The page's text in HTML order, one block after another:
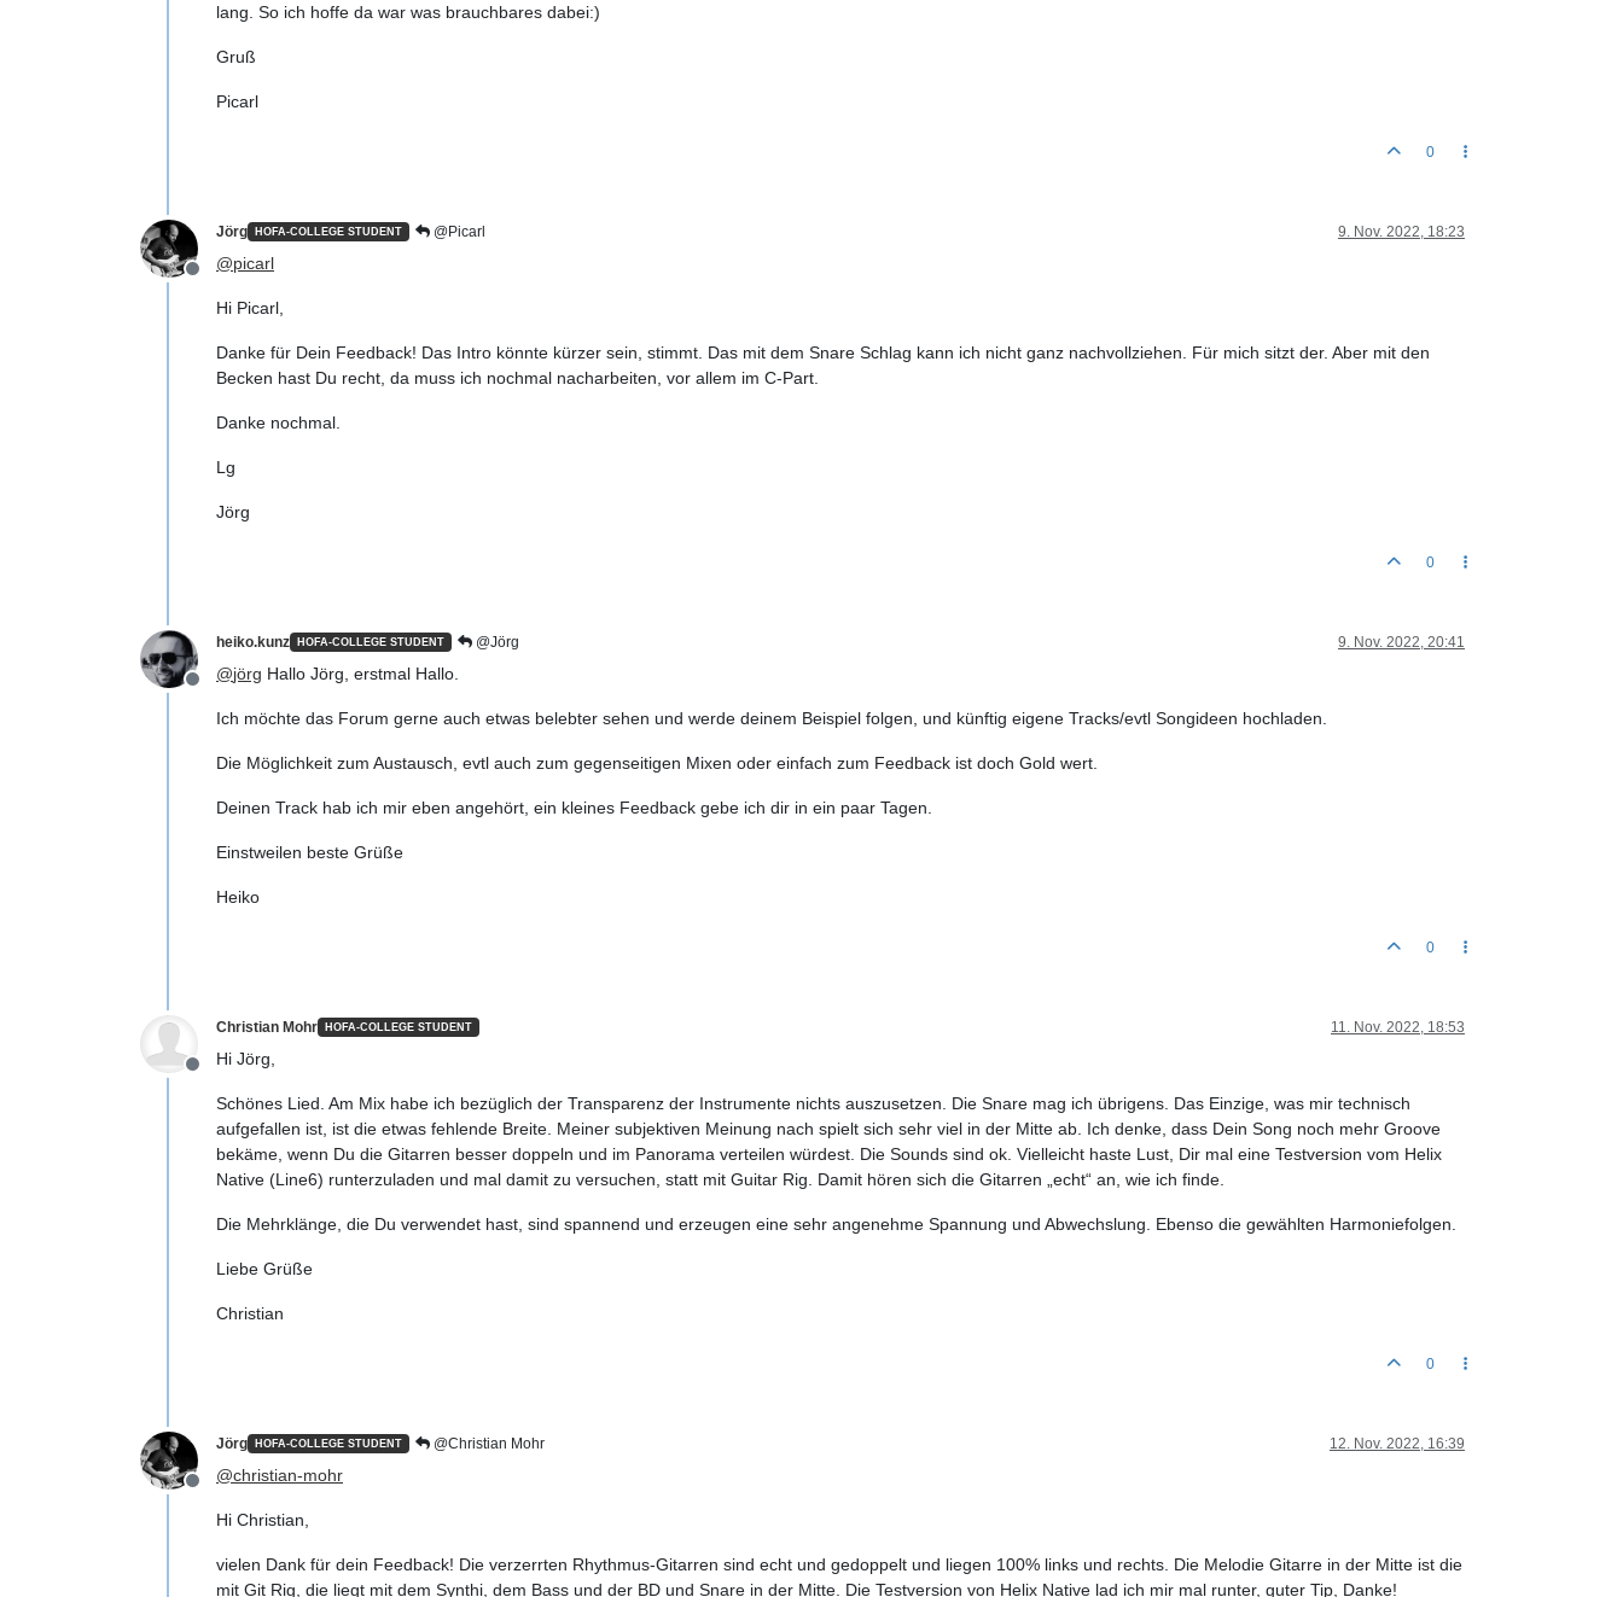
lang. So ich hoffe da war was brauchbares dabei:)
Gruß
Picarl
0
Offline
Jörg HOFA-COLLEGE STUDENT @Picarl 9. Nov. 2022, 18:23
@picarl
Hi Picarl,
Danke für Dein Feedback! Das Intro könnte kürzer sein, stimmt. Das mit dem Snare Schlag kann ich nicht ganz nachvollziehen. Für mich sitzt der. Aber mit den
Becken hast Du recht, da muss ich nochmal nacharbeiten, vor allem im C-Part.
Danke nochmal.
Lg
Jörg
0
Offline
heiko.kunz HOFA-COLLEGE STUDENT @Jörg 9. Nov. 2022, 20:41
@jörg Hallo Jörg, erstmal Hallo.
Ich möchte das Forum gerne auch etwas belebter sehen und werde deinem Beispiel folgen, und künftig eigene Tracks/evtl Songideen hochladen.
Die Möglichkeit zum Austausch, evtl auch zum gegenseitigen Mixen oder einfach zum Feedback ist doch Gold wert.
Deinen Track hab ich mir eben angehört, ein kleines Feedback gebe ich dir in ein paar Tagen.
Einstweilen beste Grüße
Heiko
0
Offline
Christian Mohr HOFA-COLLEGE STUDENT 11. Nov. 2022, 18:53
Hi Jörg,
Schönes Lied. Am Mix habe ich bezüglich der Transparenz der Instrumente nichts auszusetzen. Die Snare mag ich übrigens. Das Einzige, was mir technisch
aufgefallen ist, ist die etwas fehlende Breite. Meiner subjektiven Meinung nach spielt sich sehr viel in der Mitte ab. Ich denke, dass Dein Song noch mehr Groove
bekäme, wenn Du die Gitarren besser doppeln und im Panorama verteilen würdest. Die Sounds sind ok. Vielleicht haste Lust, Dir mal eine Testversion vom Helix
Native (Line6) runterzuladen und mal damit zu versuchen, statt mit Guitar Rig. Damit hören sich die Gitarren „echt“ an, wie ich finde.
Die Mehrklänge, die Du verwendet hast, sind spannend und erzeugen eine sehr angenehme Spannung und Abwechslung. Ebenso die gewählten Harmoniefolgen.
Liebe Grüße
Christian
0
Offline
Jörg HOFA-COLLEGE STUDENT @Christian Mohr 12. Nov. 2022, 16:39
@christian-mohr
Hi Christian,
vielen Dank für dein Feedback! Die verzerrten Rhythmus-Gitarren sind echt und gedoppelt und liegen 100% links und rechts. Die Melodie Gitarre in der Mitte ist die
mit Git Rig, die liegt mit dem Synthi, dem Bass und der BD und Snare in der Mitte. Die Testversion von Helix Native lad ich mir mal runter, guter Tip, Danke!